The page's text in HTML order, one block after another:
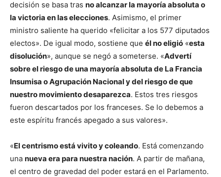
CAMPAGNE NE DISPOSE PAS D'UNE
MAJORITÉ.
FIDÈLE À LA TRADITION
RÉPUBLICAINE ET CONFORMÉMENT
À MES…
PIC.TWITTER.COM/DGCBNKOTLE
decisión se basa tras no alcanzar la mayoría absoluta o
la victoria en las elecciones. Asimismo, el primer
ministro saliente ha querido «felicitar a los 577 diputados
electos». De igual modo, sostiene que él no eligió «esta
disolución», aunque se negó a someterse. «Advertí
sobre el riesgo de una mayoría absoluta de La Francia
Insumisa o Agrupación Nacional y del riesgo de que
nuestro movimiento desaparezca. Estos tres riesgos
fueron descartados por los franceses. Se lo debemos a
este espíritu francés apegado a sus valores».
«El centrismo está vivito y coleando. Está comenzando
una nueva era para nuestra nación. A partir de mañana,
el centro de gravedad del poder estará en el Parlamento.